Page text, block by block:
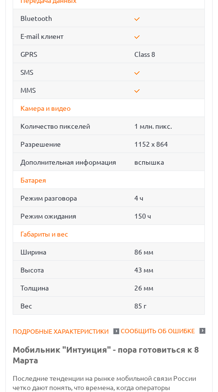
Bluetooth
E-mail клиент
GPRS Class 8
SMS
MMS
Камера и видео
Количество пикселей 1 млн. пикс.
Разрешение 1152 x 864
Дополнительная информация вспышка
Батарея
Режим разговора 4 ч
Режим ожидания 150 ч
Габариты и вес
Ширина 86 мм
Высота 43 мм
Толщина 26 мм
Вес 85 г
СООБЩИТЬ ОБ ОШИБКЕ
ПОДРОБНЫЕ ХАРАКТЕРИСТИКИ
Мобильник "Интуиция" - пора готовиться к 8
Марта
Последние тенденции на рынке мобильной связи России
четко дают понять, что времена, когда операторы